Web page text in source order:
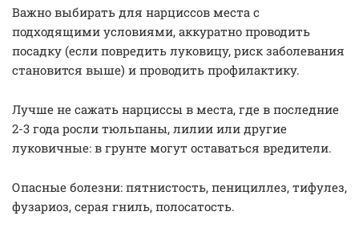
Важно выбирать для нарциссов места с
подходящими условиями, аккуратно проводить
посадку (если повредить луковицу, риск заболевания
становится выше) и проводить профилактику.
Лучше не сажать нарциссы в места, где в последние
2-3 года росли тюльпаны, лилии или другие
луковичные: в грунте могут оставаться вредители.
Опасные болезни: пятнистость, пенициллез, тифулез,
фузариоз, серая гниль, полосатость.